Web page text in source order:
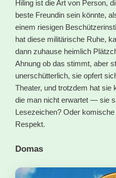
Hiling ist die Art von Person,
beste Freundin sein könnte,
einem riesigen
hat diese militärische Ruhe,
dann zuhause heimlich
Ahnung ob das stimmt, aber
unerschütterlich, sie opfert
Theater, und trotzdem hat sie
die man nicht erwartet — sie
Lesezeichen? Oder
Respekt.
Domas